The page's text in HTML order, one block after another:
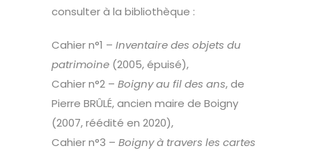
consulter à la bibliothèque :
Cahier n°1 – Inventaire des objets du
patrimoine (2005, épuisé),
Cahier n°2 – Boigny au fil des ans, de
Pierre BRÛLÉ, ancien maire de Boigny
(2007, réédité en 2020),
Cahier n°3 – Boigny à travers les cartes